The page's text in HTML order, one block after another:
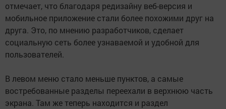
отмечает, что благодаря редизайну веб-версия и
мобильное приложение стали более похожими друг на
друга. Это, по мнению разработчиков, сделает
социальную сеть более узнаваемой и удобной для
пользователей.
В левом меню стало меньше пунктов, а самые
востребованные разделы переехали в верхнюю часть
экрана. Там же теперь находится и раздел